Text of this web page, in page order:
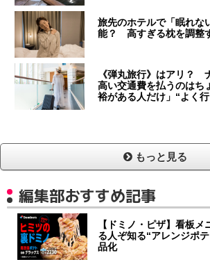
旅先のホテルで「眠れな
能？ 高すぎる枕を調整
《弾丸旅行》はアリ？
高い交通費を払うのはち
裕がある人だけ」“よく
もっと見る
編集部おすすめ記事
【ドミノ・ピザ】看板
る人ぞ知る“アレンジポ
品化